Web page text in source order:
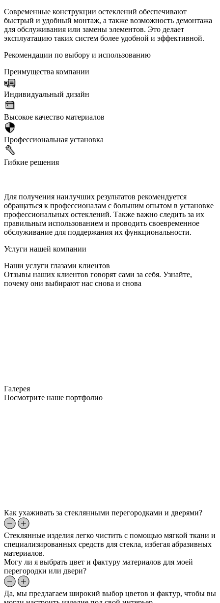
Современные конструкции остеклений обеспечивают
быстрый и удобный монтаж, а также возможность демонтажа
для обслуживания или замены элементов. Это делает
эксплуатацию таких систем более удобной и эффективной.
Рекомендации по выбору и использованию
Преимущества компании
Индивидуальный дизайн
Высокое качество материалов
Профессиональная установка
Гибкие решения
Для получения наилучших результатов рекомендуется
обращаться к профессионалам с большим опытом в установке
профессиональных остеклений. Также важно следить за их
правильным использованием и проводить своевременное
обслуживание для поддержания их функциональности.
Услуги нашей компании
Наши услуги глазами клиентов
Отзывы наших клиентов говорят сами за себя. Узнайте,
почему они выбирают нас снова и снова
Галерея
Посмотрите наше портфолио
Как ухаживать за стеклянными перегородками и дверями?
Стеклянные изделия легко чистить с помощью мягкой ткани и
специализированных средств для стекла, избегая абразивных
материалов.
Могу ли я выбрать цвет и фактуру материалов для моей
перегородки или двери?
Да, мы предлагаем широкий выбор цветов и фактур, чтобы вы